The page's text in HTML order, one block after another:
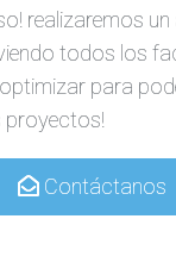
realizaremos un
todos los
para
proyectos!
Contáctanos